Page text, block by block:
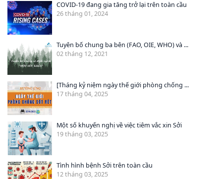
COVID-19 đang gia tăng trở lại trên toàn cầu
26 tháng 01, 2024
Tuyên bố chung ba bên (FAO, OIE, WHO) và ...
02 tháng 12, 2021
[Tháng kỷ niệm ngày thế giới phòng chống ...
17 tháng 04, 2025
Một số khuyến nghị về việc tiêm vắc xin Sởi
19 tháng 03, 2025
Tình hình bệnh Sởi trên toàn cầu
12 tháng 03, 2025